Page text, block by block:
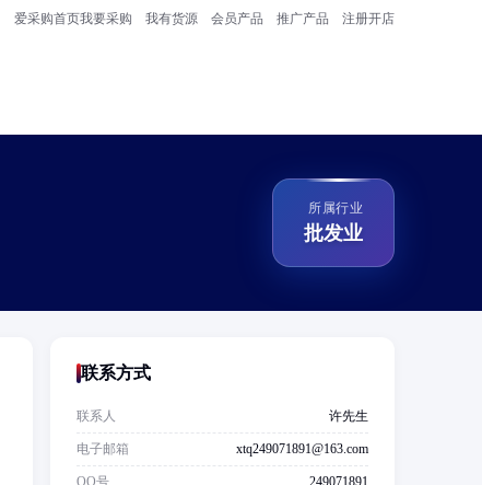
爱采购首页我要采购 我有货源 会员产品 推广产品 注册开店
所属行业
批发业
联系方式
联系人 许先生
电子邮箱 xtq249071891@163.com
QQ号 249071891